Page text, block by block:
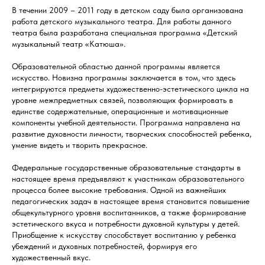
В течении 2009 – 2011 году в детском саду была организована
работа детского музыкального театра. Для работы данного
театра была разработана специальная программа «Детский
музыкальный театр «Катюша».
Образовательной областью данной программы является
искусство. Новизна программы заключается в том, что здесь
интегрируются предметы художественно-эстетического цикла на
уровне межпредметных связей, позволяющих формировать в
единстве содержательные, операционные и мотивационные
компоненты учебной деятельности. Программа направлена на
развитие духовности личности, творческих способностей ребенка,
умение видеть и творить прекрасное.
Федеральные государственные образовательные стандарты в
настоящее время предъявляют к участникам образовательного
процесса более высокие требования. Одной из важнейших
педагогических задач в настоящее время становится повышение
общекультурного уровня воспитанников, а также формирование
эстетического вкуса и потребности духовной культуры у детей.
Приобщение к искусству способствует воспитанию у ребенка
убеждений и духовных потребностей, формируя его
художественный вкус.